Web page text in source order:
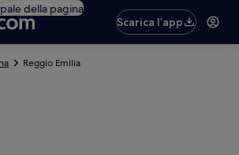
della pagina
Scarica l’app
Reggio Emilia